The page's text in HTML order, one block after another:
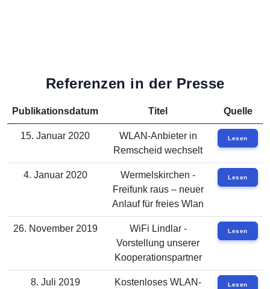
Referenzen in der Presse
Publikationsdatum Titel Quelle
15. Januar 2020
WLAN-Anbieter in
Remscheid wechselt
Lesen
4. Januar 2020
Wermelskirchen -
Freifunk raus – neuer
Anlauf für freies Wlan
Lesen
26. November 2019
WiFi Lindlar -
Vorstellung unserer
Kooperationspartner
Lesen
8. Juli 2019
Kostenloses WLAN-
Lesen